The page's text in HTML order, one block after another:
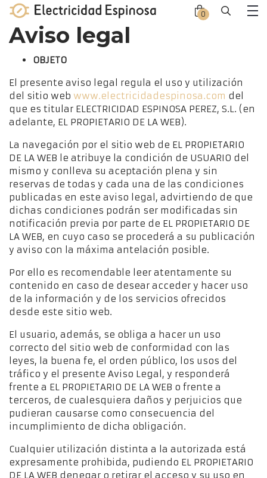
Skip
content
0
Aviso legal
OBJETO
El presente aviso legal regula el uso y utilización
del sitio web www.electricidadespinosa.com del
que es titular ELECTRICIDAD ESPINOSA PEREZ, S.L. (en
adelante, EL PROPIETARIO DE LA WEB).
La navegación por el sitio web de EL PROPIETARIO
DE LA WEB le atribuye la condición de USUARIO del
mismo y conlleva su aceptación plena y sin
reservas de todas y cada una de las condiciones
publicadas en este aviso legal, advirtiendo de que
dichas condiciones podrán ser modificadas sin
notificación previa por parte de EL PROPIETARIO DE
LA WEB, en cuyo caso se procederá a su publicación
y aviso con la máxima antelación posible.
Por ello es recomendable leer atentamente su
contenido en caso de desear acceder y hacer uso
de la información y de los servicios ofrecidos
desde este sitio web.
El usuario, además, se obliga a hacer un uso
correcto del sitio web de conformidad con las
leyes, la buena fe, el orden público, los usos del
tráfico y el presente Aviso Legal, y responderá
frente a EL PROPIETARIO DE LA WEB o frente a
terceros, de cualesquiera daños y perjuicios que
pudieran causarse como consecuencia del
incumplimiento de dicha obligación.
Cualquier utilización distinta a la autorizada está
expresamente prohibida, pudiendo EL PROPIETARIO
DE LA WEB denegar o retirar el acceso y su uso en
Close
Close